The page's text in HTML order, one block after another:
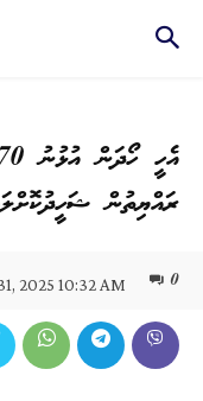
ރައްޔިތުން
2025 10:32 AM 0